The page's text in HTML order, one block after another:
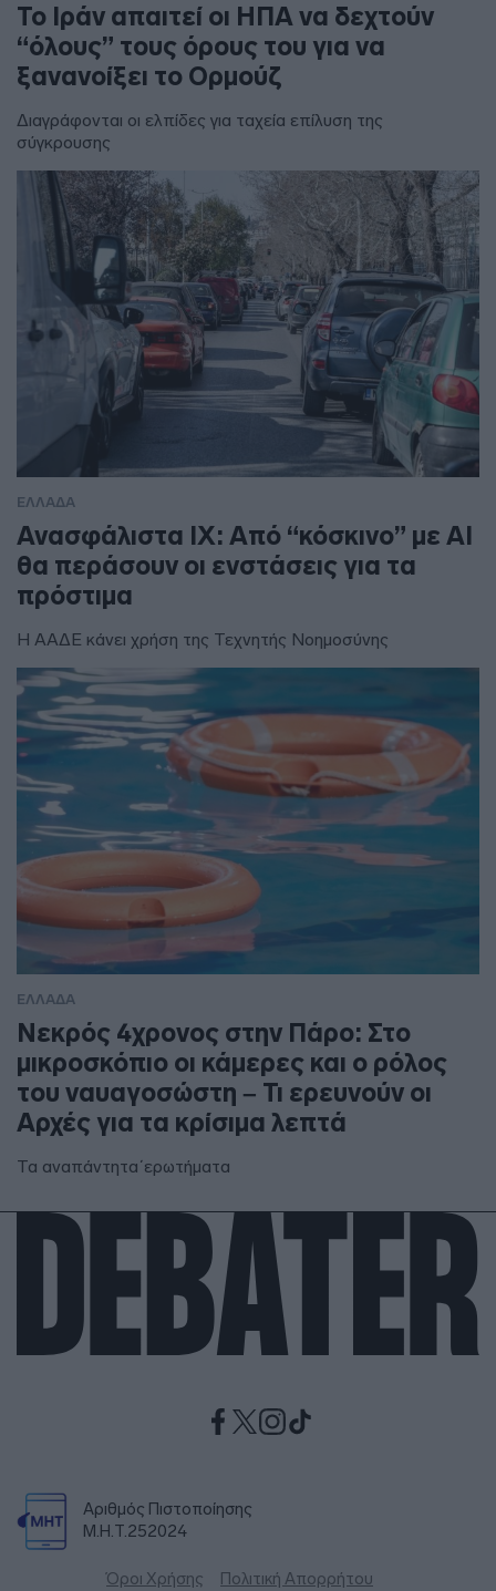
Το Ιράν απαιτεί οι ΗΠΑ να δεχτούν
“όλους” τους όρους του για να
ξανανοίξει το Ορμούζ
Διαγράφονται οι ελπίδες για ταχεία επίλυση της
σύγκρουσης
ΕΛΛΑΔΑ
Ανασφάλιστα ΙΧ: Από “κόσκινο” με AI
θα περάσουν οι ενστάσεις για τα
πρόστιμα
Η ΑΑΔΕ κάνει χρήση της Τεχνητής Νοημοσύνης
ΕΛΛΑΔΑ
Νεκρός 4χρονος στην Πάρο: Στο
μικροσκόπιο οι κάμερες και ο ρόλος
του ναυαγοσώστη – Τι ερευνούν οι
Αρχές για τα κρίσιμα λεπτά
Τα αναπάντητα΄ερωτήματα
Αριθμός Πιστοποίησης
Μ.Η.Τ.252024
Όροι Χρήσης Πολιτική Απορρήτου